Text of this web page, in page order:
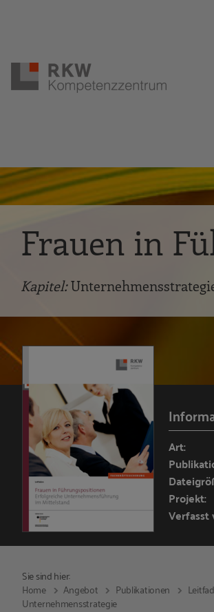
Frauen in
Kapitel:
Art:
Projekt:
Verfasst
Sie sind hier:
Home
Angebot Publikationen
Unternehmensstrategie